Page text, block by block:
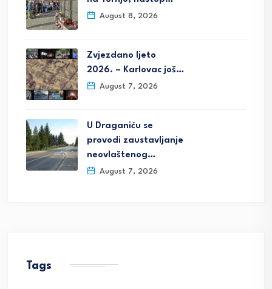
August 8, 2026
Zvjezdano ljeto
2026. – Karlovac još…
August 7, 2026
U Draganiću se
provodi zaustavljanje
neovlaštenog…
August 7, 2026
Tags